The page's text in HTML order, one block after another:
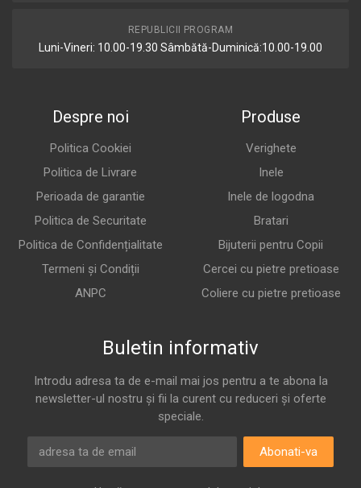
REPUBLICII PROGRAM
Luni-Vineri: 10.00-19.30 Sâmbătă-Duminică:10.00-19.00
Despre noi
Politica Cookiei
Politica de Livrare
Perioada de garantie
Politica de Securitate
Politica de Confidențialitate
Termeni și Condiții
ANPC
Produse
Verighete
Inele
Inele de logodna
Bratari
Bijuterii pentru Copii
Cercei cu pietre pretioase
Coliere cu pietre pretioase
Buletin informativ
Introdu adresa ta de e-mail mai jos pentru a te abona la
newsletter-ul nostru și fii la curent cu reduceri și oferte
speciale.
Abonati-va